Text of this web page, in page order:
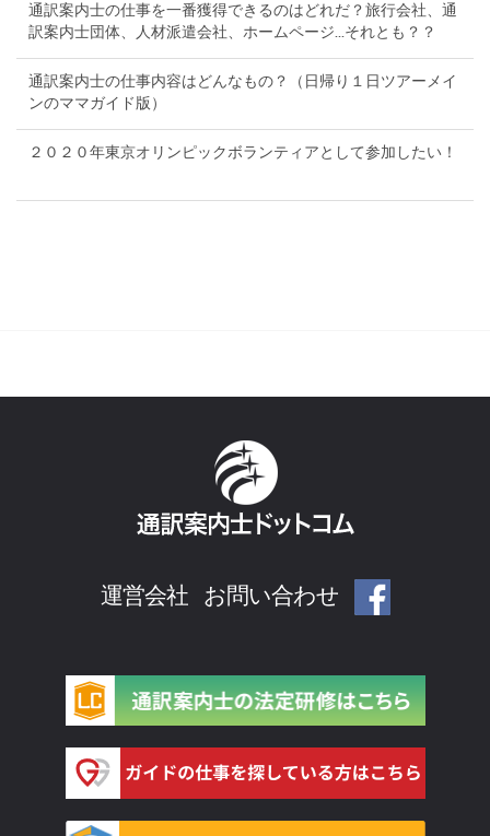
通訳案内士の仕事を一番獲得できるのはどれだ？旅行会社、通
訳案内士団体、人材派遣会社、ホームページ...それとも？？
通訳案内士の仕事内容はどんなもの？（日帰り１日ツアーメイ
ンのママガイド版）
２０２０年東京オリンピックボランティアとして参加したい！
運営会社 お問い合わせ